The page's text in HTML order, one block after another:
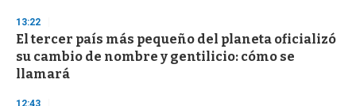
d
s
13:22
El tercer país más pequeño del planeta oficializó
su cambio de nombre y gentilicio: cómo se
llamará